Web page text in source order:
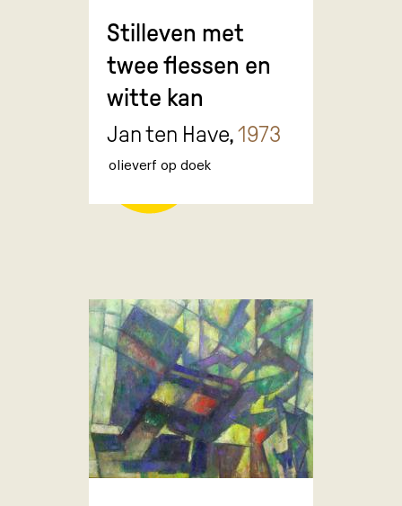
Stilleven met
twee flessen en
witte kan
Jan ten Have,1973
olieverf op doek